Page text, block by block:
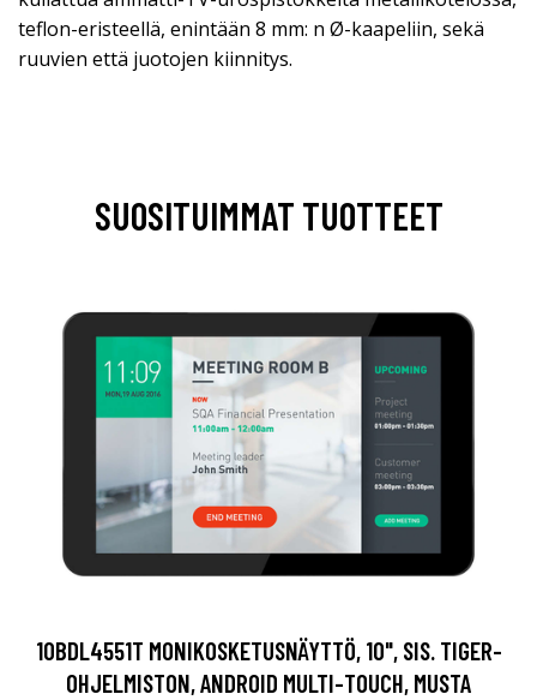
teflon-eristeellä, enintään 8 mm: n Ø-kaapeliin, sekä
ruuvien että juotojen kiinnitys.
SUOSITUIMMAT TUOTTEET
10BDL4551T MONIKOSKETUSNÄYTTÖ, 10", SIS. TIGER-
OHJELMISTON, ANDROID MULTI-TOUCH, MUSTA